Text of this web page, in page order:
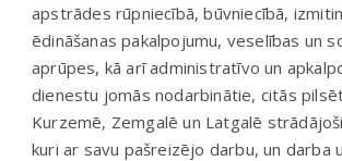
apstrādes rūpniecībā, būvniecībā,
ēdināšanas pakalpojumu, veselības un
aprūpes, kā arī administratīvo un
dienestu jomās nodarbinātie, citās
Kurzemē, Zemgalē un Latgalē
kuri ar savu pašreizējo darbu, un darba